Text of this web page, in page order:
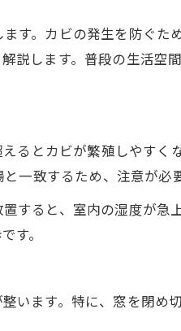
す。カビの発生を防ぐた
説します。普段の生活空
るとカビが繁殖しやすく
一致するため、注意が必要
すると、室内の湿度が急
す。
います。特に、窓を閉め